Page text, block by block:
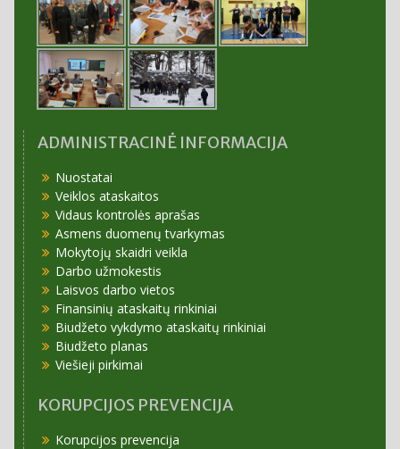
ADMINISTRACINĖ INFORMACIJA
Nuostatai
Veiklos ataskaitos
Vidaus kontrolės aprašas
Asmens duomenų tvarkymas
Mokytojų skaidri veikla
Darbo užmokestis
Laisvos darbo vietos
Finansinių ataskaitų rinkiniai
Biudžeto vykdymo ataskaitų rinkiniai
Biudžeto planas
Viešieji pirkimai
KORUPCIJOS PREVENCIJA
Korupcijos prevencija